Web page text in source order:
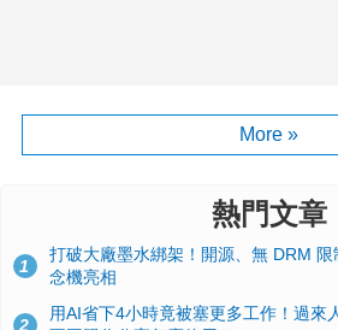
More »
熱門文章
1
打破大廠墨水綁架！開源、無 DRM
念機亮相
2
用AI省下4小時竟被塞更多工作！過來